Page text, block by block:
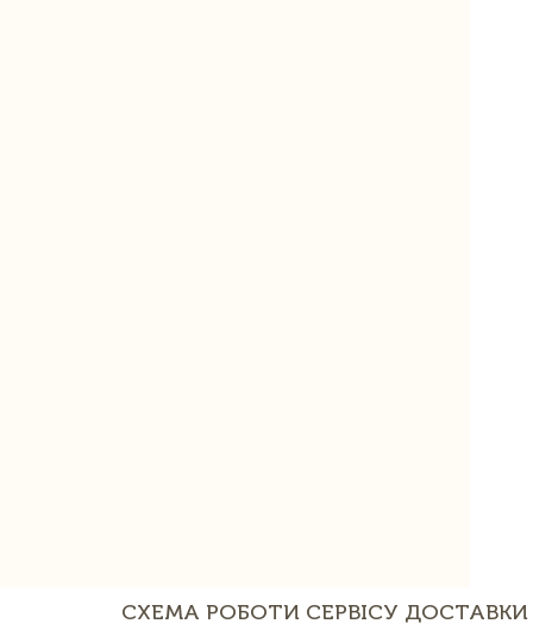
СХЕМА РОБОТИ СЕРВІСУ ДОСТАВКИ